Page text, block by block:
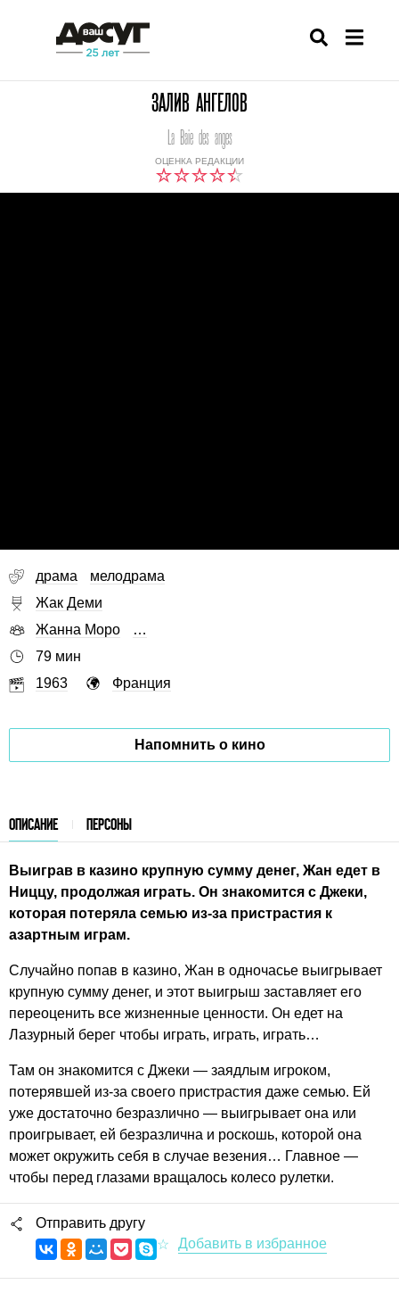
ЗАЛИВ АНГЕЛОВ
ОЦЕНКА РЕДАКЦИИ
La Baie des anges
драма
мелодрама
Жак Деми
Жанна Моро
…
79 мин
1963
Франция
Напомнить о кино
ОПИСАНИЕ ПЕРСОНЫ
Выиграв в казино крупную сумму денег, Жан едет в
Ниццу, продолжая играть. Он знакомится с Джеки,
которая потеряла семью из-за пристрастия к
азартным играм.
Случайно попав в казино, Жан в одночасье выигрывает
крупную сумму денег, и этот выигрыш заставляет его
переоценить все жизненные ценности. Он едет на
Лазурный берег чтобы играть, играть, играть…
Там он знакомится с Джеки — заядлым игроком,
потерявшей из-за своего пристрастия даже семью. Ей
уже достаточно безразлично — выигрывает она или
проигрывает, ей безразлична и роскошь, которой она
может окружить себя в случае везения… Главное —
чтобы перед глазами вращалось колесо рулетки.
Отправить другу